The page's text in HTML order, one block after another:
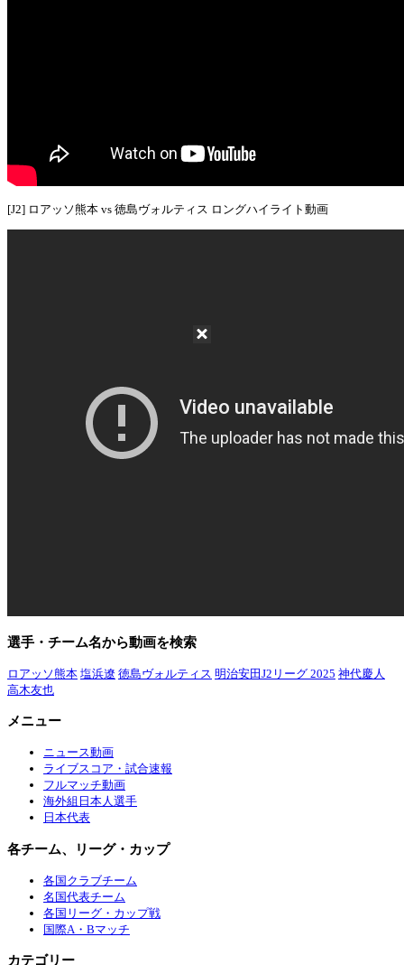
[J2] ロアッソ熊本 vs 徳島ヴォルティス ロングハイライト動画
選手・チーム名から動画を検索
ロアッソ熊本 塩浜遼 徳島ヴォルティス 明治安田J2リーグ 2025 神代慶人
高木友也
メニュー
ニュース動画
ライブスコア・試合速報
フルマッチ動画
海外組日本人選手
日本代表
各チーム、リーグ・カップ
各国クラブチーム
名国代表チーム
各国リーグ・カップ戦
国際A・Bマッチ
カテゴリー